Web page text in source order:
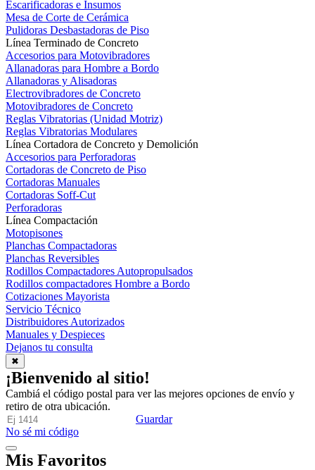
Escarificadoras e Insumos
Mesa de Corte de Cerámica
Pulidoras Desbastadoras de Piso
Línea Terminado de Concreto
Accesorios para Motovibradores
Allanadoras para Hombre a Bordo
Allanadoras y Alisadoras
Electrovibradores de Concreto
Motovibradores de Concreto
Reglas Vibratorias (Unidad Motriz)
Reglas Vibratorias Modulares
Línea Cortadora de Concreto y Demolición
Accesorios para Perforadoras
Cortadoras de Concreto de Piso
Cortadoras Manuales
Cortadoras Soff-Cut
Perforadoras
Línea Compactación
Motopisones
Planchas Compactadoras
Planchas Reversibles
Rodillos Compactadores Autopropulsados
Rodillos compactadores Hombre a Bordo
Cotizaciones Mayorista
Servicio Técnico
Distribuidores Autorizados
Manuales y Despieces
Dejanos tu consulta
✖
¡Bienvenido al sitio!
Cambiá el código postal para ver las mejores opciones de envío y
retiro de otra ubicación.
Guardar
No sé mi código
Mis Favoritos